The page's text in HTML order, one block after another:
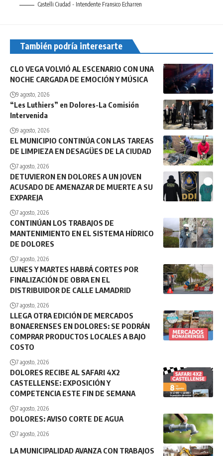
Castelli Ciudad - Intendente Fransico Echarren
También podría interesarte
CLO VEGA VOLVIÓ AL ESCENARIO CON UNA
NOCHE CARGADA DE EMOCIÓN Y MÚSICA
9 agosto, 2026
“Les Luthiers” en Dolores-La Comisión
Intervenida
9 agosto, 2026
EL MUNICIPIO CONTINÚA CON LAS TAREAS
DE LIMPIEZA EN DESAGÜES DE LA CIUDAD
7 agosto, 2026
DETUVIERON EN DOLORES A UN JOVEN
ACUSADO DE AMENAZAR DE MUERTE A SU
EXPAREJA
7 agosto, 2026
CONTINÚAN LOS TRABAJOS DE
MANTENIMIENTO EN EL SISTEMA HÍDRICO
DE DOLORES
7 agosto, 2026
LUNES Y MARTES HABRÁ CORTES POR
FINALIZACIÓN DE OBRA EN EL
DISTRIBUIDOR DE CALLE LAMADRID
7 agosto, 2026
LLEGA OTRA EDICIÓN DE MERCADOS
BONAERENSES EN DOLORES: SE PODRÁN
COMPRAR PRODUCTOS LOCALES A BAJO
COSTO
7 agosto, 2026
DOLORES RECIBE AL SAFARI 4X2
CASTELLENSE: EXPOSICIÓN Y
COMPETENCIA ESTE FIN DE SEMANA
7 agosto, 2026
DOLORES: AVISO CORTE DE AGUA
7 agosto, 2026
LA MUNICIPALIDAD AVANZA CON TRABAJOS